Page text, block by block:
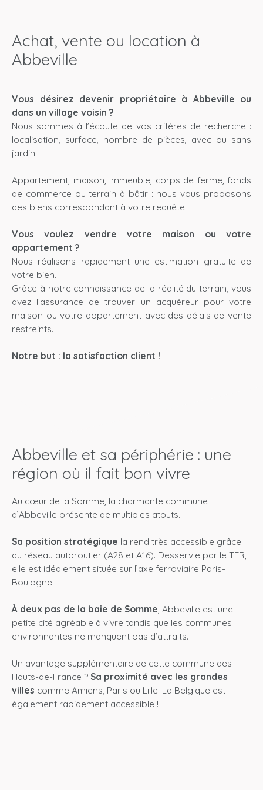
Achat, vente ou location à
Abbeville
Vous désirez devenir propriétaire à Abbeville ou
dans un village voisin ?
Nous sommes à l’écoute de vos critères de recherche :
localisation, surface, nombre de pièces, avec ou sans
jardin.
Appartement, maison, immeuble, corps de ferme, fonds
de commerce ou terrain à bâtir : nous vous proposons
des biens correspondant à votre requête.
Vous voulez vendre votre maison ou votre
appartement ?
Nous réalisons rapidement une estimation gratuite de
votre bien.
Grâce à notre connaissance de la réalité du terrain, vous
avez l’assurance de trouver un acquéreur pour votre
maison ou votre appartement avec des délais de vente
restreints.
Notre but : la satisfaction client !
Abbeville et sa périphérie : une
région où il fait bon vivre
Au cœur de la Somme, la charmante commune
d’Abbeville présente de multiples atouts.
Sa position stratégique la rend très accessible grâce
au réseau autoroutier (A28 et A16). Desservie par le TER,
elle est idéalement située sur l’axe ferroviaire Paris-
Boulogne.
À deux pas de la baie de Somme , Abbeville est une
petite cité agréable à vivre tandis que les communes
environnantes ne manquent pas d’attraits.
Un avantage supplémentaire de cette commune des
Hauts-de-France ? Sa proximité avec les grandes
villes comme Amiens, Paris ou Lille. La Belgique est
également rapidement accessible !